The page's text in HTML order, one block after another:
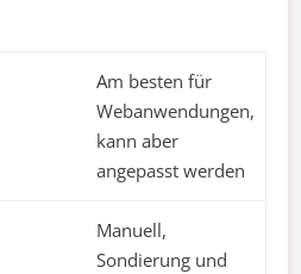
Am besten für
Webanwendungen,
kann aber
angepasst werden
Manuell,
Sondierung und